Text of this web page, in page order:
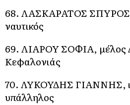
68. ΛΑΣΚΑΡΑΤΟΣ ΣΠΥΡΟΣ,
ναυτικός
69. ΛΙΑΡΟΥ ΣΟΦΙΑ, μέλος
Κεφαλονιάς
70. ΛΥΚΟΥΔΗΣ ΓΙΑΝΝΗΣ,
υπάλληλος